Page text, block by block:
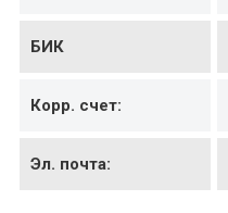
БИК
Корр. счет:
Эл. почта: